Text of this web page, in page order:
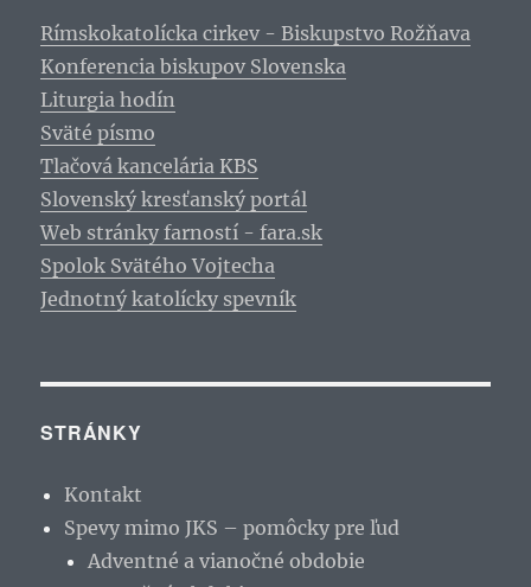
Rímskokatolícka cirkev - Biskupstvo Rožňava
Konferencia biskupov Slovenska
Liturgia hodín
Sväté písmo
Tlačová kancelária KBS
Slovenský kresťanský portál
Web stránky farností - fara.sk
Spolok Svätého Vojtecha
Jednotný katolícky spevník
STRÁNKY
Kontakt
Spevy mimo JKS – pomôcky pre ľud
Adventné a vianočné obdobie